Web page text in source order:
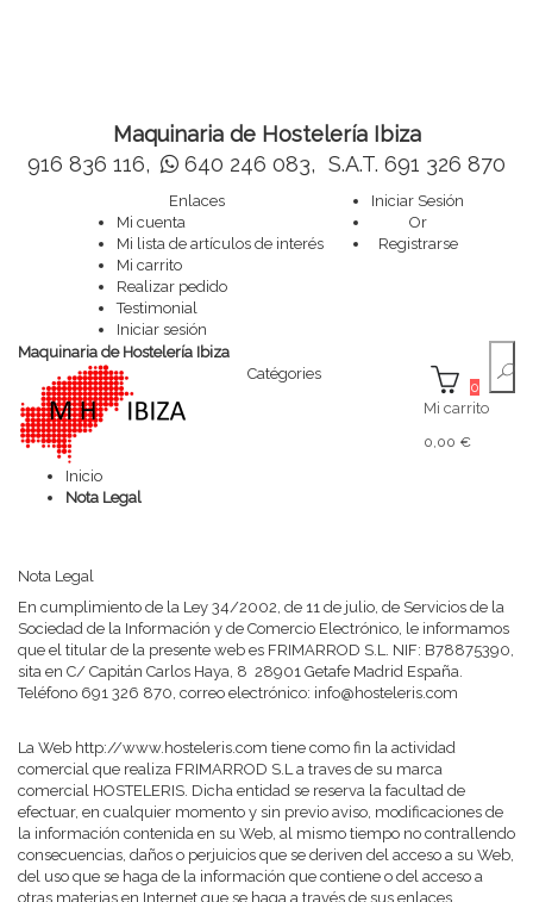
Maquinaria de Hostelería Ibiza
916 836 116,
640 246 083, S.A.T. 691 326 870
Enlaces
Mi cuenta
Mi lista de artículos de interés
Mi carrito
Realizar pedido
Testimonial
Iniciar sesión
Iniciar Sesión
Or
Registrarse
Maquinaria de Hostelería Ibiza
0
Mi carrito
0,00 €
Catégories
Inicio
Nota Legal
Nota Legal
En cumplimiento de la Ley 34/2002, de 11 de julio, de Servicios de la
Sociedad de la Información y de Comercio Electrónico, le informamos
que el titular de la presente web es FRIMARROD S.L. NIF: B78875390,
sita en C/ Capitán Carlos Haya, 8 28901 Getafe Madrid España.
Teléfono 691 326 870, correo electrónico: info@hosteleris.com
La Web http://www.hosteleris.com tiene como fin la actividad
comercial que realiza FRIMARROD S.L a traves de su marca
comercial HOSTELERIS. Dicha entidad se reserva la facultad de
efectuar, en cualquier momento y sin previo aviso, modificaciones de
la información contenida en su Web, al mismo tiempo no contrallendo
consecuencias, daños o perjuicios que se deriven del acceso a su Web,
del uso que se haga de la información que contiene o del acceso a
otras materias en Internet que se haga a través de sus enlaces.